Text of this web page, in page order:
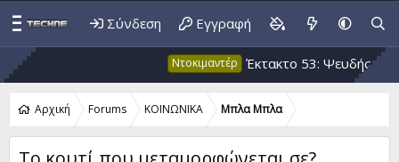
Σύνδεση Εγγραφή
Ντοκιμαντέρ Έκτακτο 53: Ψευδής
Αρχική Forums ΚΟΙΝΩΝΙΚΑ Μπλα Μπλα